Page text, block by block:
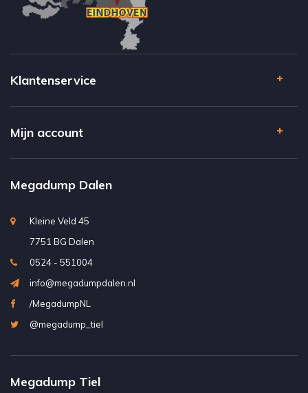
Klantenservice
Mijn account
Megadump Dalen
Kleine Veld 45
7751 BG Dalen
0524 - 551004
info@megadumpdalen.nl
/MegadumpNL
@megadump_tiel
Megadump Tiel